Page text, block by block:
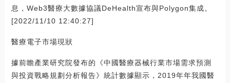
息，Web3醫療大數據協議DeHealth宣布與Polygon集成。
[2022/11/10 12:40:27]
醫療電子市場現狀
據前瞻產業研究院發布的《中國醫療器械行業市場需求預測
與投資戰略規劃分析報告》統計數據顯示，2019年年我國醫